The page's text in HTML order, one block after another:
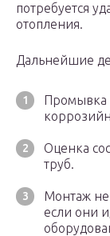
потребуется
отопления.
Дальнейшие
Промывка
Оценка
труб.
Монтаж
если они